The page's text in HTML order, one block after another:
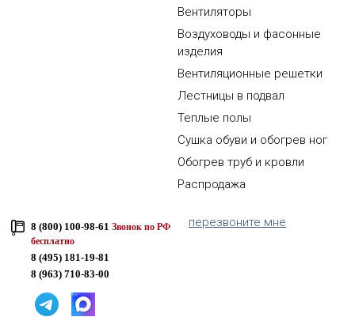
Вентиляторы
Воздуховоды и фасонные
изделия
Вентиляционные решетки
Лестницы в подвал
Теплые полы
Сушка обуви и обогрев ног
Обогрев труб и кровли
Распродажа
8 (800) 100-98-61 Звонок по РФ
бесплатно
8 (495) 181-19-81
8 (963) 710-83-00
перезвоните мне